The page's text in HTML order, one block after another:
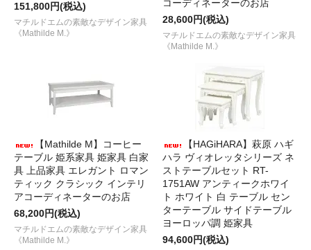
151,800円(税込)
マチルドエムの素敵なデザイン家具
《Mathilde M.》
コーディネーターのお店
28,600円(税込)
マチルドエムの素敵なデザイン家具
《Mathilde M.》
【Mathilde M】コーヒー
テーブル 姫系家具 姫家具 白家
具 上品家具 エレガント ロマン
ティック クラシック インテリ
アコーディネーターのお店
68,200円(税込)
マチルドエムの素敵なデザイン家具
《Mathilde M.》
【HAGiHARA】萩原 ハギ
ハラ ヴィオレッタシリーズ ネ
ストテーブルセット RT-
1751AW アンティークホワイ
ト ホワイト 白 テーブル セン
ターテーブル サイドテーブル
ヨーロッパ調 姫家具
94,600円(税込)